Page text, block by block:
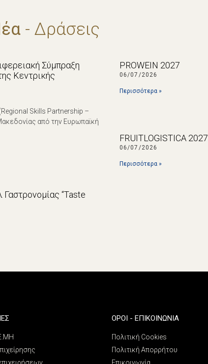
- Δράσεις
Σύμπραξη
Κεντρικής
Skills Partnership –
από την Ευρωπαϊκή
“Taste
PROWEIN 2027
06/07/2026
Περισσότερα »
FRUITLOGISTICA 2027
06/07/2026
Περισσότερα »
ΌΡΟΙ - ΕΠΙΚΟΙΝΩΝΊΑ
Πολιτική Cookies
Πολιτική Απορρήτου